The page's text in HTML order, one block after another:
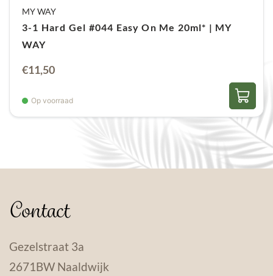
MY WAY
3-1 Hard Gel #044 Easy On Me 20ml* | MY
WAY
Oorspronkelijke
was:
€22,95.
€11,50Huidige
is:
€11,50.
Op voorraad
Contact
Gezelstraat 3a
2671BW Naaldwijk